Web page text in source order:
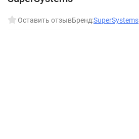
Оставить отзывБренд:SuperSystems